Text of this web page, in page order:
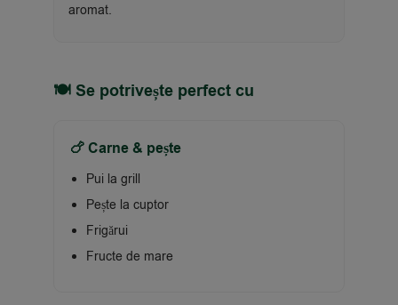
aromat.
🍽 Se potrivește perfect cu
🍗 Carne & pește
Pui la grill
Pește la cuptor
Frigărui
Fructe de mare